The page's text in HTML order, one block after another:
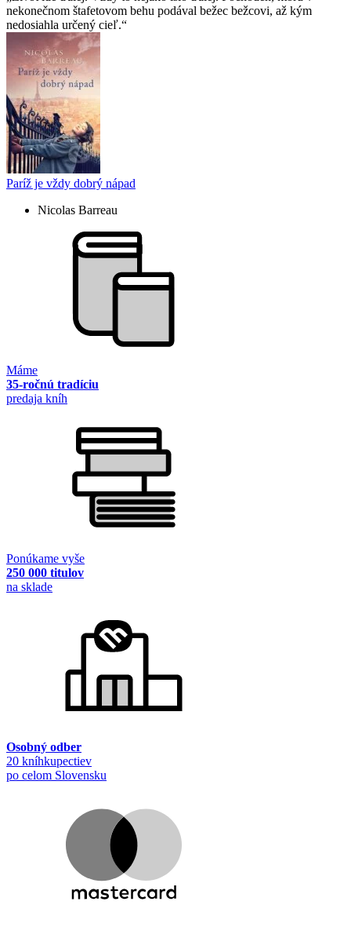
nekonečnom štafetovom behu podával bežec bežcovi, až kým
nedosiahla určený cieľ.
Paríž je vždy dobrý nápad
Nicolas Barreau
Máme
35-ročnú tradíciu
predaja kníh
Ponúkame vyše
250 000 titulov
na sklade
Osobný odber
20 kníhkupectiev
po celom Slovensku